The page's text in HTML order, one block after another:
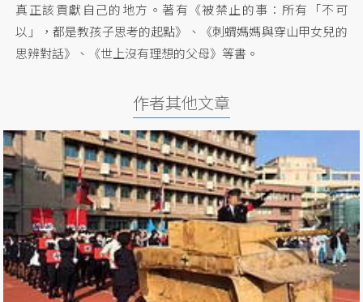
真正該貢獻自己的地方。著有《被禁止的事：所有「不可
以」，都是教孩子思考的起點》、《刺蝟媽媽與穿山甲女兒的
思辨對話》、《世上沒有理想的父母》等書。
作者其他文章